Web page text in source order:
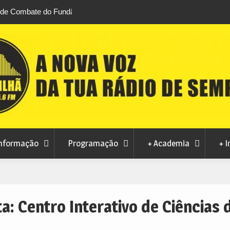
do Fundão
Brazilian Jiu-Jitsu
défice de 2,1 milhões de euros na Covilhã
Programação + Academia +
Centro Interativo de Ciências